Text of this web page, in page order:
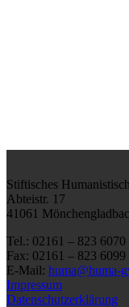
Stiftisches
Abteistr. 17
41061
Tel.: 02161 – 823 6070
Fax: 02161 – 823 6099
E-Mail: huma@huma-
Impressum
Datenschutzerklärung